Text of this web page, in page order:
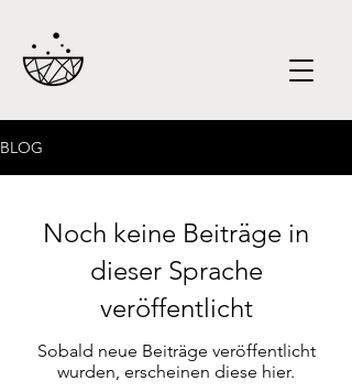
BLOG
Noch keine Beiträge in
dieser Sprache
veröffentlicht
Sobald neue Beiträge veröffentlicht
wurden, erscheinen diese hier.